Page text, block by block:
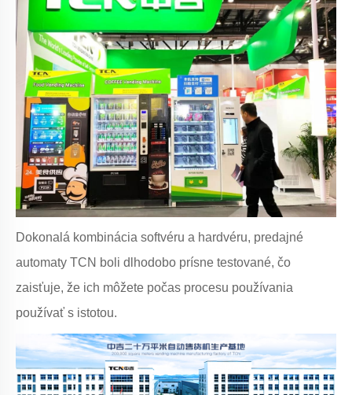
Dokonalá kombinácia softvéru a hardvéru, predajné
automaty TCN boli dlhodobo prísne testované, čo
zaisťuje, že ich môžete počas procesu používania
používať s istotou.